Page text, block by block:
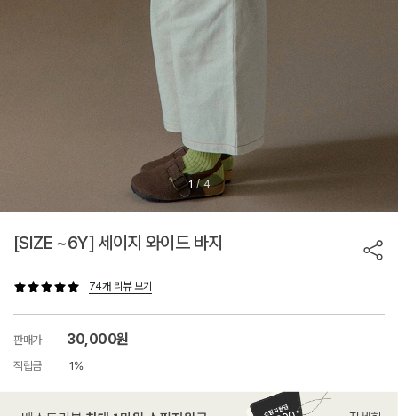
1 / 4
[SIZE ~6Y] 세이지 와이드 바지
74개 리뷰 보기
판매가 30,000원
적립금 1%